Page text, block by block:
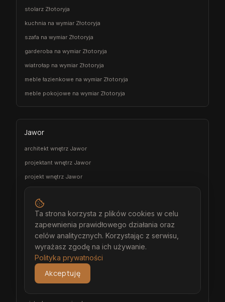
stolarz Złotoryja
kuchnia na wymiar Złotoryja
szafa na wymiar Złotoryja
garderoba na wymiar Złotoryja
wiatrołap na wymiar Złotoryja
meble łazienkowe na wymiar Złotoryja
meble pokojowe na wymiar Złotoryja
Jawor
architekt wnętrz Jawor
projektant wnętrz Jawor
projekt wnętrz Jawor
aranżacja wnętrz Jawor
wizualizacja wnętrz Jawor
meble na wymiar Jawor
stolarz Jawor
kuchnia na wymiar Jawor
szafa na wymiar Jawor
Ta strona korzysta z plików cookies w celu
zapewnienia prawidłowego działania oraz
celów analitycznych. Korzystając z serwisu,
wyrażasz zgodę na ich używanie.
Polityka prywatności
Akceptuję